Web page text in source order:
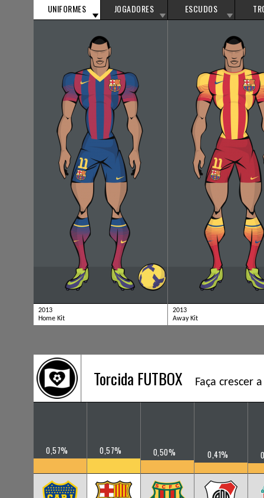
UNIFORMES JOGADORES ESCUDOS
2013
Home Kit
2013
Away Kit
Torcida FUTBOX Faça crescer
0,57% 0,57% 0,50% 0,41%